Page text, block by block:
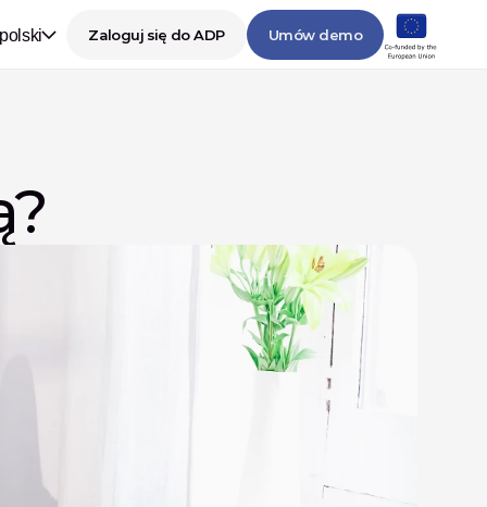
Zaloguj się do ADP Umów demo